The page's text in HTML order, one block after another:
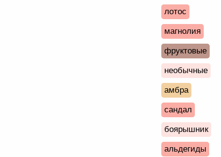
лотос
магнолия
фруктовые
необычные
амбра
сандал
боярышник
альдегиды